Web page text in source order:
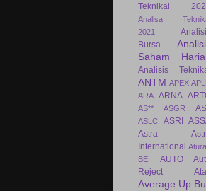
Teknikal
Analisa
2021
Bursa
Saham
Analisis
ANTM APEX
ARA ARNA
AS** ASGR ASII
ASLC ASRI
Astra
International
BEI
AUTO
Reject
Average Up